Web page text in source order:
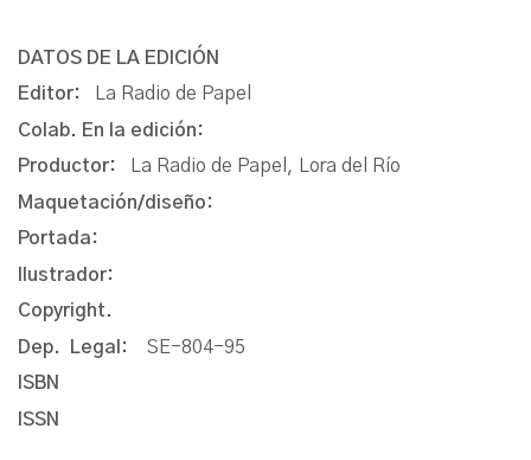
DATOS DE LA EDICIÓN
Editor:
La Radio de Papel
Colab. En la edición:
Productor:
La Radio de Papel, Lora del Río
Maquetación/diseño:
Portada:
Ilustrador:
Copyright.
Dep. Legal: SE-804-95
ISBN
ISSN